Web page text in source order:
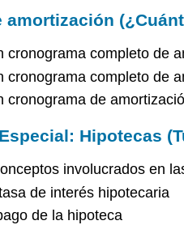
amortización
cronograma completo de
cronograma completo de
cronograma de
Hipotecas
involucrados en
de interés hipotecaria
de la hipoteca